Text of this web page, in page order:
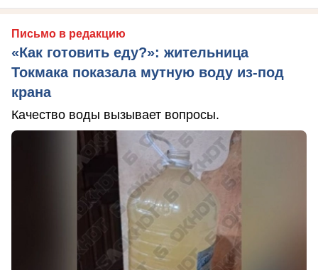
Письмо в редакцию
«Как готовить еду?»: жительница
Токмака показала мутную воду из-под
крана
Качество воды вызывает вопросы.